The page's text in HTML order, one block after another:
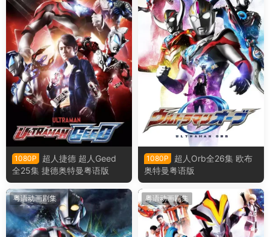
1080P
超人捷德 超人Geed
全25集 捷德奥特曼粤语版
1080P
超人Orb全26集 欧布
奥特曼粤语版
粤语动画剧集 粤语动画剧集